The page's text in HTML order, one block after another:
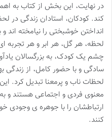
در نهایت، این بخش از کتاب به
کند. کودکان، استادان زندگی در
انداختن خوشبختی را نیامخته اند
لحظه، هر گل، هر ابر و هر تجربه
چشم یک کودک، به بزرگسالان
سادگی و با حضور کامل، از زندگی
لحظات ناب و پرمعنا تبدیل کرد.
معنوی فردی و اجتماعی هستند و
ارتباطشان را با جوهره ی وجودی
کنند.